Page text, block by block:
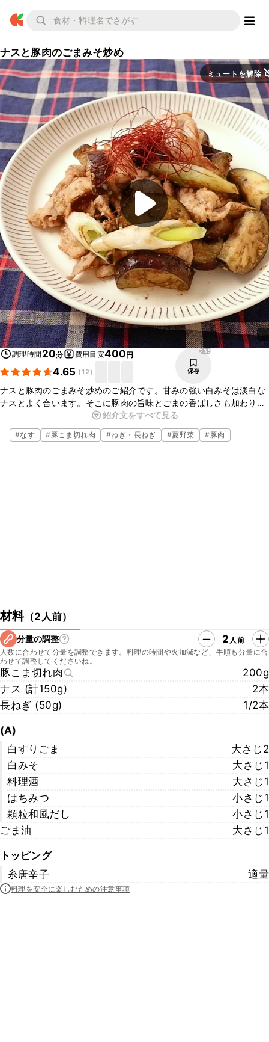
ナスと豚肉のごまみそ炒め
ミュートを解除
調理時間 20分 費用目安400円
4.65 (12)
235
保存
ナスと豚肉のごまみそ炒めのご紹介です。甘みの強い白みそは淡白な
ナスとよく合います。そこに豚肉の旨味とごまの香ばしさも加わり、
ごはんのおかずにぴったりな一品となっています。今晩のおかずにぜ
ひ作ってみてくださいね。
紹介文をすべて見る
#なす #豚こま切れ肉 #ねぎ・長ねぎ #夏野菜 #豚肉
材料（2人前）
分量の調整 2 人前
人数に合わせて分量を調整できます。料理の時間や火加減など、手順も分量に合
わせて調整してくださいね。
豚こま切れ肉
200g
ナス (計150g)
2本
長ねぎ (50g)
1/2本
(A)
白すりごま
大さじ2
白みそ
大さじ1
料理酒
大さじ1
はちみつ
小さじ1
顆粒和風だし
小さじ1
ごま油
大さじ1
トッピング
糸唐辛子
適量
料理を安全に楽しむための注意事項